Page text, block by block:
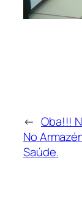
← Oba!!!
No
Saúde.